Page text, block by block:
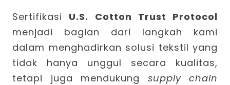
Sertifikasi U.S. Cotton Trust Protocol
menjadi bagian dari langkah kami
dalam menghadirkan solusi tekstil yang
tidak hanya unggul secara kualitas,
tetapi juga mendukung supply chain